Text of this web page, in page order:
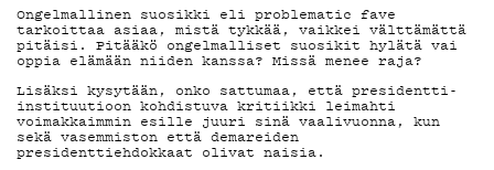
Ongelmallinen suosikki eli problematic fave
tarkoittaa asiaa, mistä tykkää, vaikkei välttämättä
pitäisi. Pitääkö ongelmalliset suosikit hylätä vai
oppia elämään niiden kanssa? Missä menee raja?
Lisäksi kysytään, onko sattumaa, että presidentti-
instituutioon kohdistuva kritiikki leimahti
voimakkaimmin esille juuri sinä vaalivuonna, kun
sekä vasemmiston että demareiden
presidenttiehdokkaat olivat naisia.